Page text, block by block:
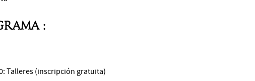
:
Talleres (inscripción gratuita)